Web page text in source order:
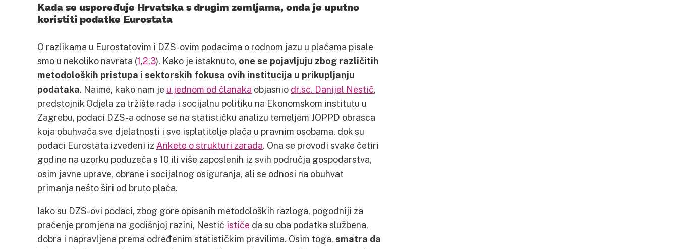
Kada se uspoređuje Hrvatska s drugim zemljama, onda je uputno
koristiti podatke Eurostata
O razlikama u Eurostatovim i DZS-ovim podacima o rodnom jazu u plaćama pisale
smo u nekoliko navrata (1,2,3). Kako je istaknuto, one se pojavljuju zbog različitih
metodoloških pristupa i sektorskih fokusa ovih institucija u prikupljanju
podataka. Naime, kako nam je u jednom od članaka objasnio dr.sc. Danijel Nestić,
predstojnik Odjela za tržište rada i socijalnu politiku na Ekonomskom institutu u
Zagrebu, podaci DZS-a odnose se na statističku analizu temeljem JOPPD obrasca
koja obuhvaća sve djelatnosti i sve isplatitelje plaća u pravnim osobama, dok su
podaci Eurostata izvedeni iz Ankete o strukturi zarada. Ona se provodi svake četiri
godine na uzorku poduzeća s 10 ili više zaposlenih iz svih područja gospodarstva,
osim javne uprave, obrane i socijalnog osiguranja, ali se odnosi na obuhvat
primanja nešto širi od bruto plaća.
Iako su DZS-ovi podaci, zbog gore opisanih metodoloških razloga, pogodniji za
praćenje promjena na godišnjoj razini, Nestić ističe da su oba podatka službena,
dobra i napravljena prema određenim statističkim pravilima. Osim toga, smatra da